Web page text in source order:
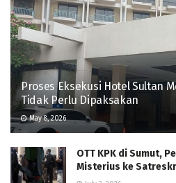
Proses Eksekusi Hotel Sultan
Tidak Perlu Dipaksakan
May 8, 2026
OTT KPK di Sumut,
Misterius ke